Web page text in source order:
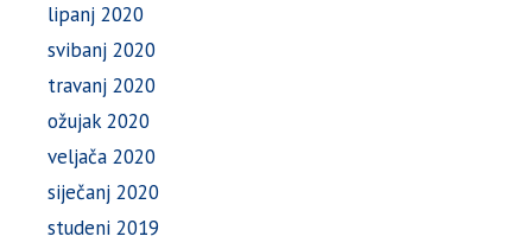
lipanj 2020
svibanj 2020
travanj 2020
ožujak 2020
veljača 2020
siječanj 2020
studeni 2019